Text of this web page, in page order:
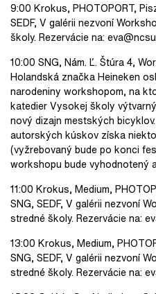
9:00 Krokus, PHOTOPORT,
SEDF, V galérii nezvoní
školy. Rezervácie na:
10:00 SNG, Nám. Ľ. Štúra 4,
Holandská značka Heineken
narodeniny workshopom, na
katedier Vysokej školy
nový dizajn mestských
autorských kúskov získa
(vyžrebovaný bude po konci
workshopu bude vyhodnotený
11:00 Krokus, Medium,
SNG, SEDF, V galérii nezvoní
stredné školy. Rezervácie na:
13:00 Krokus, Medium,
SNG, SEDF, V galérii nezvoní
stredné školy. Rezervácie na: